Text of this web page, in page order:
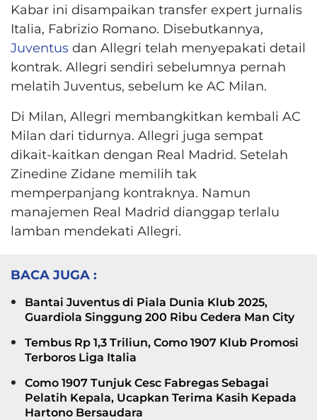
Kabar ini disampaikan transfer expert jurnalis
Italia, Fabrizio Romano. Disebutkannya,
Juventus dan Allegri telah menyepakati detail
kontrak. Allegri sendiri sebelumnya pernah
melatih Juventus, sebelum ke AC Milan.
Di Milan, Allegri membangkitkan kembali AC
Milan dari tidurnya. Allegri juga sempat
dikait-kaitkan dengan Real Madrid. Setelah
Zinedine Zidane memilih tak
memperpanjang kontraknya. Namun
manajemen Real Madrid dianggap terlalu
lamban mendekati Allegri.
BACA JUGA :
Bantai Juventus di Piala Dunia Klub 2025,
Guardiola Singgung 200 Ribu Cedera Man City
Tembus Rp 1,3 Triliun, Como 1907 Klub Promosi
Terboros Liga Italia
Como 1907 Tunjuk Cesc Fabregas Sebagai
Pelatih Kepala, Ucapkan Terima Kasih Kepada
Hartono Bersaudara